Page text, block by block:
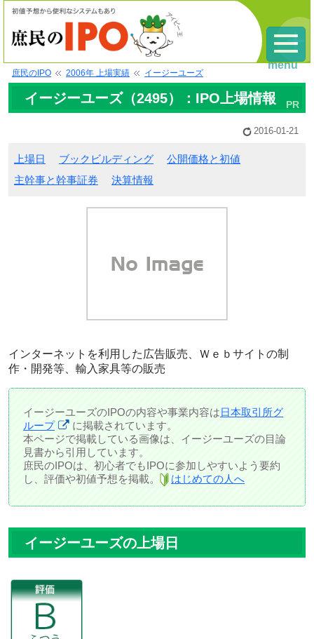
庶民のIPO 2006年 上場実績 イージーユーズ
イージーユーズ（2495）：IPO上場情報
2016-01-21
上場日 ブックビルディング
公開価格と初値
主幹事と幹事証券
決算情報
インターネットを利用した広告販売、Ｗｅｂサイトの制
作・開発等、輸入家具等の販売
イージーユーズのIPOの内容や事業内容は日本取引所グ
ループ
に掲載されています。
本ページで掲載している画像は、イージーユーズの目論
見書から引用しています。
庶民のIPOは、初心者でもIPOに参加しやすいよう要約
し、評価や初値予想を掲載。
はじめての人へ
イージーユーズの上場日
menu